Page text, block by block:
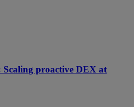
proactive DEX at